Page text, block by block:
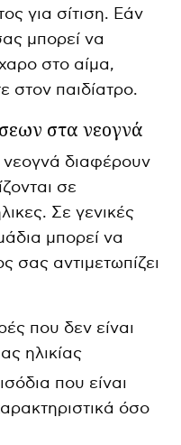
για σίτιση. Εάν
μπορεί να
στο αίμα,
στον παιδίατρο.
στα νεογνά
νεογνά διαφέρουν
σε
Σε γενικές
μπορεί να
σας αντιμετωπίζει
που δεν είναι
ηλικίας
που είναι
όσο